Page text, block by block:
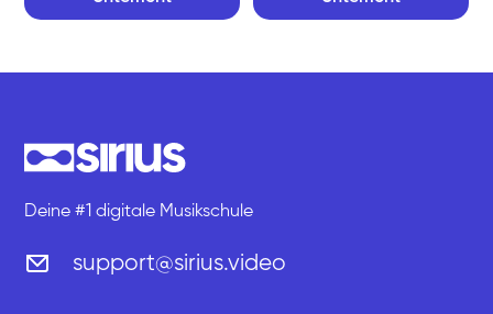
Deine #1 digitale Musikschule
support@sirius.video